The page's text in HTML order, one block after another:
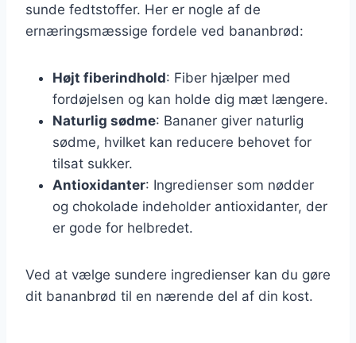
sunde fedtstoffer. Her er nogle af de
ernæringsmæssige fordele ved bananbrød:
Højt fiberindhold: Fiber hjælper med
fordøjelsen og kan holde dig mæt længere.
Naturlig sødme: Bananer giver naturlig
sødme, hvilket kan reducere behovet for
tilsat sukker.
Antioxidanter: Ingredienser som nødder
og chokolade indeholder antioxidanter, der
er gode for helbredet.
Ved at vælge sundere ingredienser kan du gøre
dit bananbrød til en nærende del af din kost.